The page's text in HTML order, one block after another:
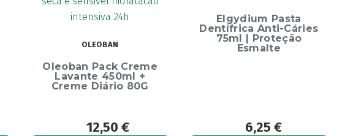
OLEOBAN
Oleoban Pack Creme
Lavante 450ml +
Creme Diário 80G
12,50 €
Elgydium Pasta
Dentífrica Anti-Cáries
75ml | Proteção
Esmalte
6,25 €